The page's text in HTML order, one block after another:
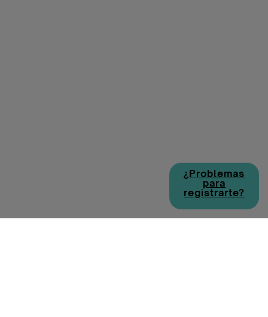
¿Problemas
para
registrarte?